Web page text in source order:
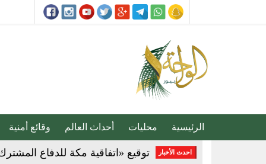
الرئيسية محليات أحداث العالم وقائع أمنية
احدث الأخبار توقيع «اتفاقية مكة للدفاع